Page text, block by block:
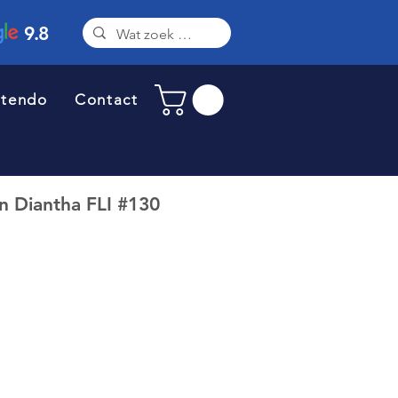
9.8
Contact
Diantha FLI #130